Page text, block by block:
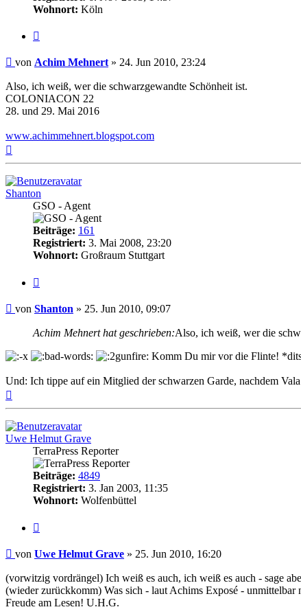
Wohnort: Köln
Beitrag
von Achim Mehnert» 24. Jun 2010, 23:24
Also, ich weiß, wer die schwarzgewandte Schönheit ist.
COLONIACON 22
28. und 29. Mai 2016
www.achimmehnert.blogspot.com
oben
Shanton
GSO - Agent
Beiträge: 161
Registriert: 3. Mai 2008, 23:20
Wohnort: Großraum Stuttgart
Beitrag
von Shanton » 25. Jun 2010, 09:07
Achim Mehnert hat geschrieben:Also, ich weiß, wer die
Komm Du mir vor die Flinte!
Und: Ich tippe auf ein Mitglied der schwarzen Garde, nachdem
Uwe Helmut Grave
TerraPress Reporter
Beiträge: 4849
Registriert: 3. Jan 2003, 11:35
Wohnort: Wolfenbüttel
Beitrag
von Uwe Helmut Grave » 25. Jun 2010, 16:20
(vorwitzig vordrängel) Ich weiß es auch, ich weiß es auch - sage
(wieder zurückkomm) Was sich - laut Achims Exposé -
Freude am Lesen! U.H.G.